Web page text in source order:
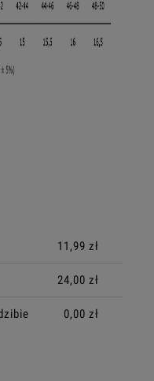
11,99 zł
24,00 zł
0,00 zł